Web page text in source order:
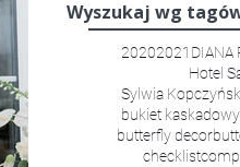
Wyszukaj wg
20202021 DIANA
Hotel
Sylwia
bukiet kaskadowy
butterfly decor
checklist